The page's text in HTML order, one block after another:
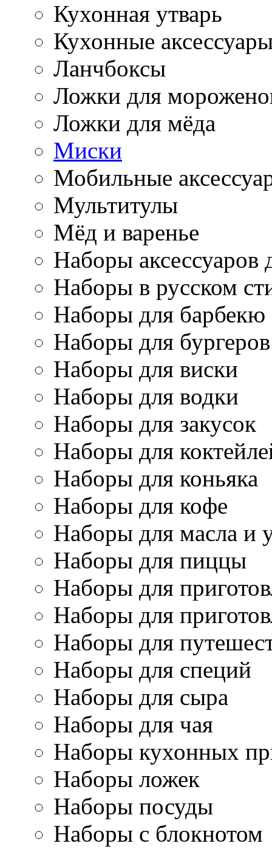
Кухонная утварь
Кухонные
Ланчбоксы
Ложки для
Ложки для мёда
Миски
Мобильные
Мультитулы
Мёд и варенье
Наборы аксессуаров
Наборы в русском
Наборы для барбекю
Наборы для бургеров
Наборы для виски
Наборы для водки
Наборы для закусок
Наборы для
Наборы для коньяка
Наборы для кофе
Наборы для масла и
Наборы для пиццы
Наборы для
Наборы для
Наборы для
Наборы для специй
Наборы для сыра
Наборы для чая
Наборы кухонных
Наборы ложек
Наборы посуды
Наборы с блокнотом